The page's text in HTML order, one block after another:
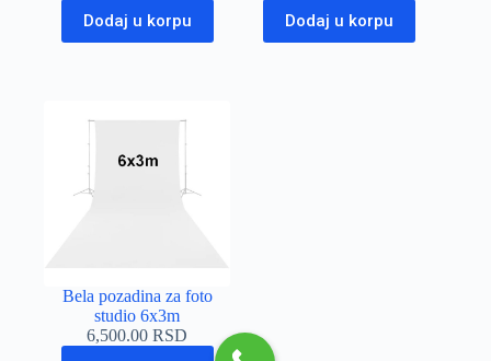
Dodaj u korpu Dodaj u korpu
Bela pozadina za foto
studio 6x3m
6,500.00RSD